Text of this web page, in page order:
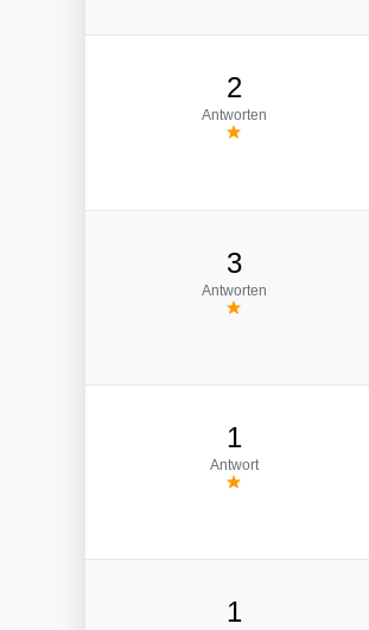
2
Antworten
3
Antworten
1
Antwort
1